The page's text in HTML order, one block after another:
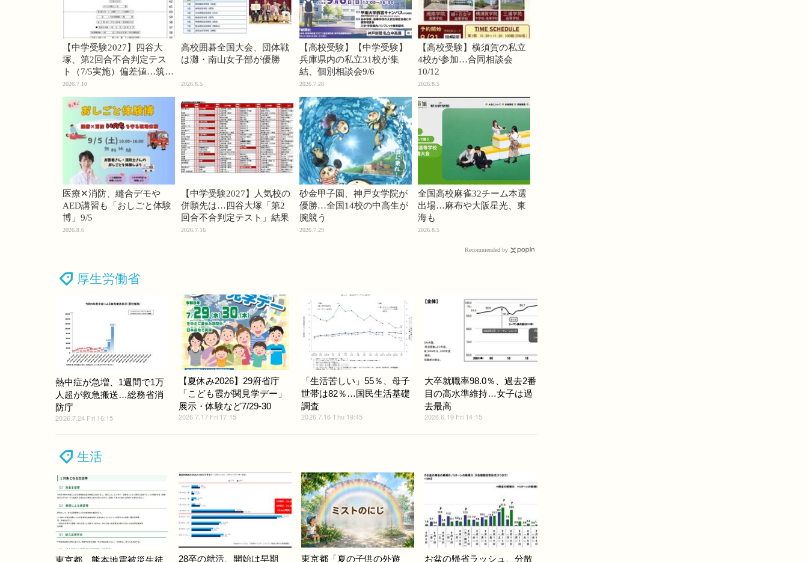
【中学受験2027】四谷大
塚、第2回合不合判定テス
ト（7/5実施）偏差値…筑駒
74・桜蔭70＜PR＞
2026.7.10
高校囲碁全国大会、団体戦
は灘・南山女子部が優勝
2026.8.5
【高校受験】【中学受験】
兵庫県内の私立31校が集
結、個別相談会9/6
2026.7.28
【高校受験】横須賀の私立
4校が参加…合同相談会
10/12
2026.8.5
医療✕消防、縫合デモや
AED講習も「おしごと体験
博」9/5
2026.8.6
【中学受験2027】人気校の
併願先は…四谷大塚「第2
回合不合判定テスト」結果
2026.7.16
砂金甲子園、神戸女学院が
優勝…全国14校の中高生が
腕競う
2026.7.29
全国高校麻雀32チーム本選
出場…麻布や大阪星光、東
海も
2026.8.5
Recommended by
厚生労働省
熱中症が急増、1週間で1万
人超が救急搬送…総務省消
防庁
2026.7.24 Fri 16:15
【夏休み2026】29府省庁
「こども霞が関見学デー」
展示・体験など7/29-30
2026.7.17 Fri 17:15
「生活苦しい」55％、母子
世帯は82％…国民生活基礎
調査
2026.7.16 Thu 19:45
大卒就職率98.0％、過去2番
目の高水準維持…女子は過
去最高
2026.6.19 Fri 14:15
生活
東京都、熊本地震被災生徒 28卒の就活、開始は早期 東京都「夏の子供の外遊 お盆の帰省ラッシュ、分散